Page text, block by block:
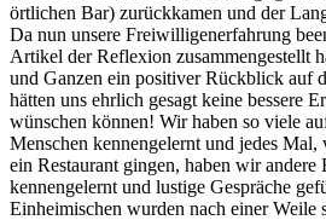
örtlichen Bar) zurückkamen und der
Da nun unsere Freiwilligenerfahrung
Artikel der Reflexion zusammengestellt
und Ganzen ein positiver Rückblick auf
hätten uns ehrlich gesagt keine bessere
wünschen können! Wir haben so viele
Menschen kennengelernt und jedes
ein Restaurant gingen, haben wir andere
kennengelernt und lustige Gespräche
Einheimischen wurden nach einer Weile